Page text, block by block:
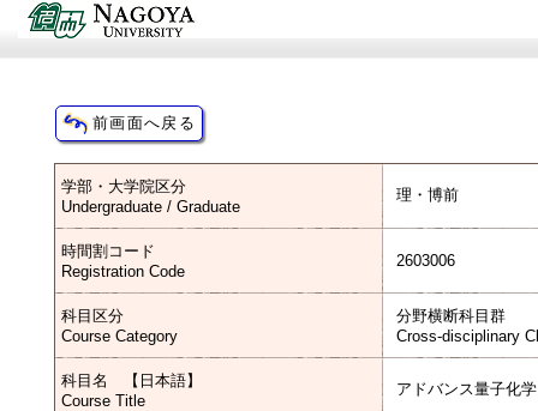
学部・大学院区分
Undergraduate / Graduate
理・博前
時間割コード
Registration Code
2603006
科目区分
Course Category
分野横断科目群
Cross-disciplinary
科目名 【日本語】
Course Title
アドバンス量子化学